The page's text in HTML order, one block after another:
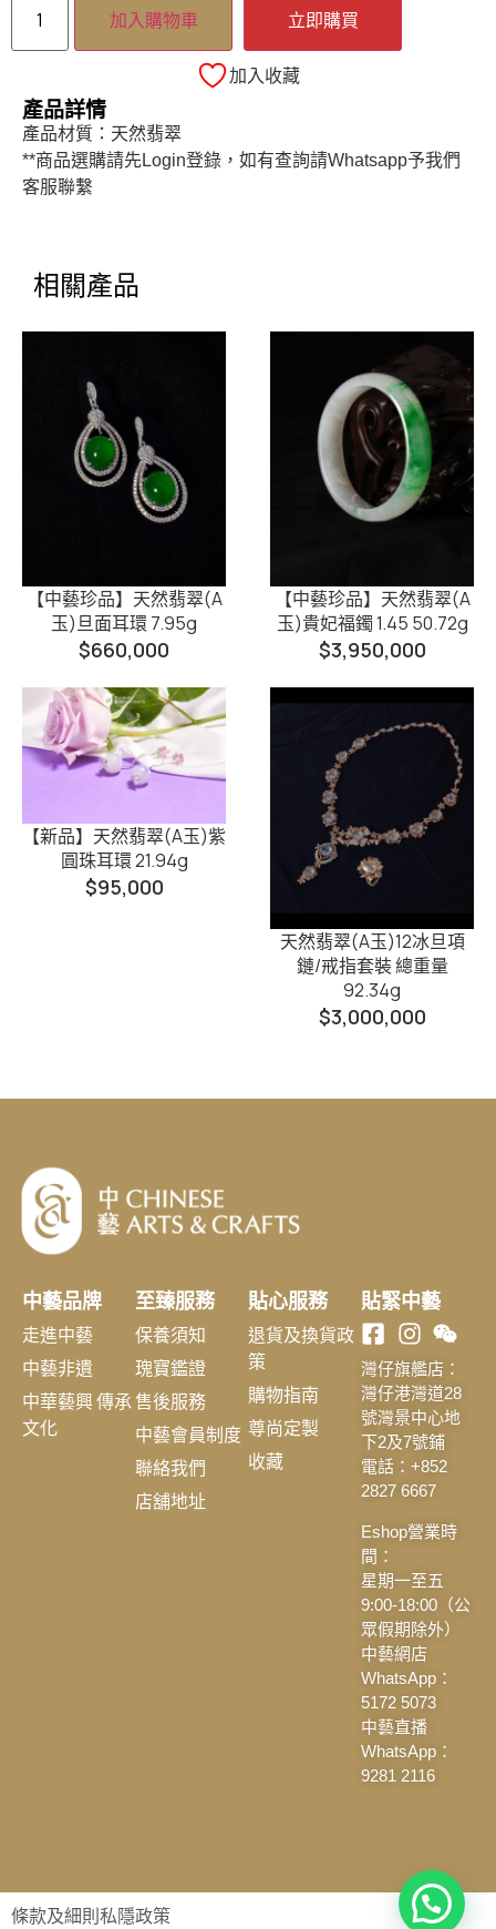
加入購物車 立即購買
加入收藏
產品詳情
產品材質：天然翡翠
**商品選購請先Login登錄，如有查詢請Whatsapp予我們
客服聯繫
相關產品
【中藝珍品】天然翡翠(A
玉)旦面耳環 7.95g
$660,000
【中藝珍品】天然翡翠(A
玉)貴妃福鐲 1.45 50.72g
$3,950,000
【新品】天然翡翠(A玉)紫
圓珠耳環 21.94g
$95,000
天然翡翠(A玉)12冰旦項
鏈/戒指套裝 總重量
92.34g
$3,000,000
中藝品牌
走進中藝
中藝非遺
中華藝興 傳承
文化
至臻服務
保養須知
瑰寶鑑證
售後服務
中藝會員制度
聯絡我們
店舖地址
貼心服務
退貨及換貨政
策
購物指南
尊尚定製
收藏
貼緊中藝
灣仔旗艦店：
灣仔港灣道28
號灣景中心地
下2及7號鋪
電話：+852
2827 6667
Eshop營業時
間：
星期一至五
9:00-18:00（公
眾假期除外）
中藝網店
WhatsApp：
5172 5073
中藝直播
WhatsApp：
9281 2116
條款及細則 私隱政策